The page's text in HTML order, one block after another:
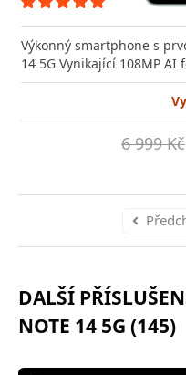
Výkonný smartphone s
14 5G Vynikající 108MP AI
6 999 Kč
DALŠÍ
NOTE 14 5G (145)